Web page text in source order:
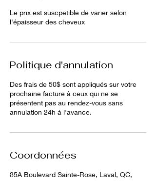
Le prix est suscpetible de varier selon
l'épaisseur des cheveux
Politique d'annulation
Des frais de 50$ sont appliqués sur votre
prochaine facture à ceux qui ne se
présentent pas au rendez-vous sans
annulation 24h à l'avance.
Coordonnées
85A Boulevard Sainte-Rose, Laval, QC,